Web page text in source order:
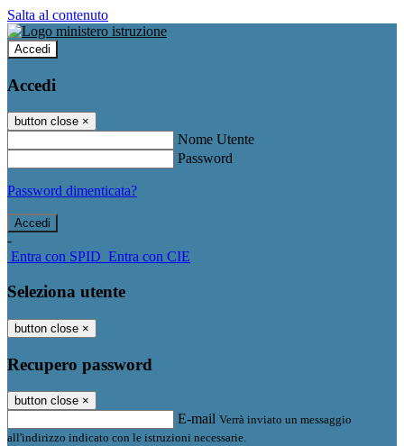
Salta al contenuto
Accedi
Accedi
button close ×
Nome Utente
Password
Password dimenticata?
-
Entra con SPID Entra con CIE
Seleziona utente
button close ×
Recupero password
button close ×
E-mail Verrà inviato un messaggio
all'indirizzo indicato con le istruzioni necessarie.